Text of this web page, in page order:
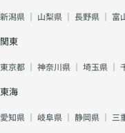
新潟県 ｜ 山梨県 ｜ 長野県 ｜ 富
関東
東京都 ｜ 神奈川県 ｜ 埼玉県 ｜
東海
愛知県 ｜ 岐阜県 ｜ 静岡県 ｜ 三